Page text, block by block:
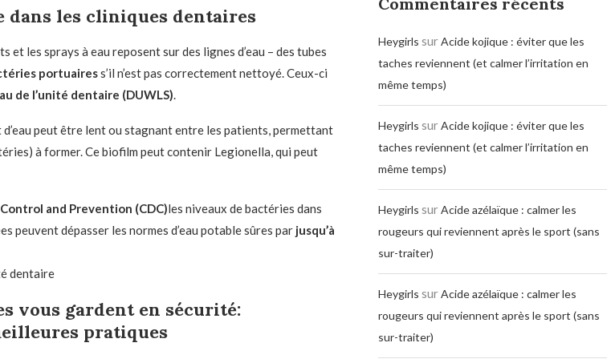
dans les cliniques dentaires
et les sprays à eau reposent sur des lignes d’eau – des tubes
portuairess’il n’est pas correctement nettoyé. Ceux-ci
de l’unité dentaire (DUWLS).
peut être lent ou stagnant entre les patients, permettant
à former. Ce biofilm peut contenir Legionella, qui peut
and Prevention (CDC)les niveaux de bactéries dans
peuvent dépasser les normes d’eau potable sûres par jusqu’à
dentaire
vous gardent en sécurité:
pratiques
Heygirls surAcide kojique : éviter que les
taches reviennent (et calmer l’irritation en
même temps)
Heygirls surAcide kojique : éviter que les
taches reviennent (et calmer l’irritation en
même temps)
Heygirls surAcide azélaïque : calmer les
rougeurs qui reviennent après le sport (sans
sur-traiter)
Heygirls surAcide azélaïque : calmer les
rougeurs qui reviennent après le sport (sans
sur-traiter)